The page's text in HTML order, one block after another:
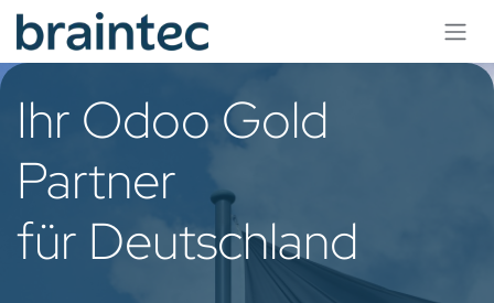
Se rendre au contenu
Ihr Odoo Gold
Partner
für Deutschland